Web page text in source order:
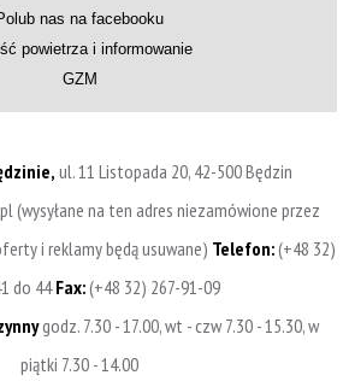
nas na facebooku
powietrza i informowanie
GZM
ul. 11 Listopada 20, 42-500 Będzin
(wysyłane na ten adres niezamówione przez
i reklamy będą usuwane) Telefon:(+48 32)
do 44Fax:(+48 32) 267-91-09
godz. 7.30 - 17.00, wt - czw 7.30 - 15.30, w
piątki 7.30 - 14.00